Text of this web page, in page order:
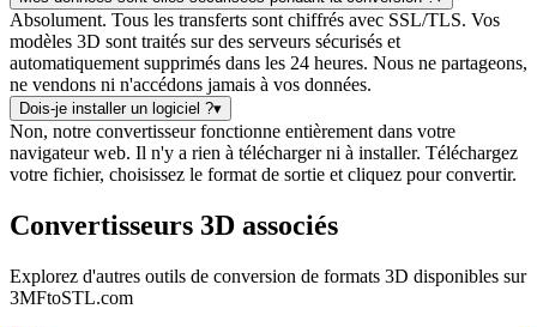
Absolument. Tous les transferts sont chiffrés avec SSL/TLS. Vos
modèles 3D sont traités sur des serveurs sécurisés et
automatiquement supprimés dans les 24 heures. Nous ne partageons,
ne vendons ni n'accédons jamais à vos données.
Dois-je installer un logiciel ?▾
Non, notre convertisseur fonctionne entièrement dans votre
navigateur web. Il n'y a rien à télécharger ni à installer. Téléchargez
votre fichier, choisissez le format de sortie et cliquez pour convertir.
Convertisseurs 3D associés
Explorez d'autres outils de conversion de formats 3D disponibles sur
3MFtoSTL.com